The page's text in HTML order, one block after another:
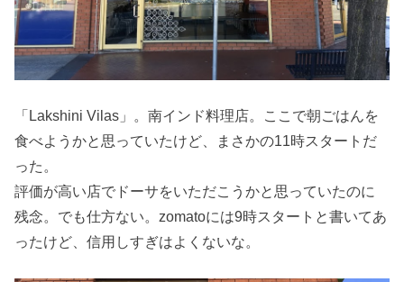
「Lakshini Vilas」。南インド料理店。ここで朝ごはんを
食べようかと思っていたけど、まさかの11時スタートだ
った。
評価が高い店でドーサをいただこうかと思っていたのに
残念。でも仕方ない。zomatoには9時スタートと書いてあ
ったけど、信用しすぎはよくないな。